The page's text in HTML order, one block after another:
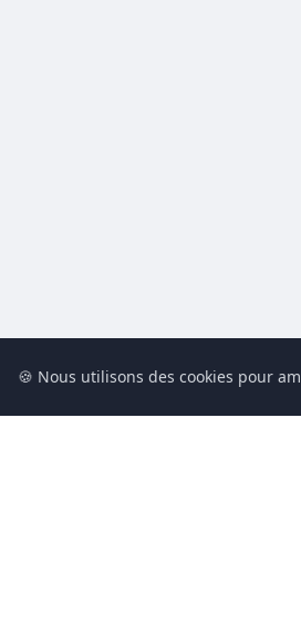
🍪 Nous utilisons des cookies pour